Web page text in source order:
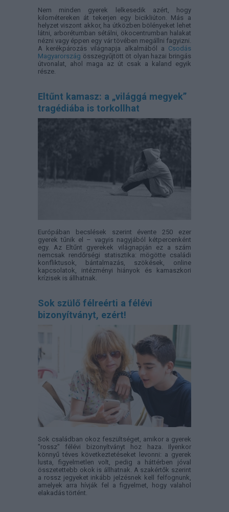
Nem minden gyerek lelkesedik azért, hogy
kilométereken át tekerjen egy bicikliúton. Más a
helyzet viszont akkor, ha útközben bölényeket lehet
látni, arborétumban sétálni, ökocentrumban halakat
nézni vagy éppen egy vár tövében megállni fagyizni.
A kerékpározás világnapja alkalmából a Csodás
Magyarország összegyűjtött öt olyan hazai bringás
útvonalat, ahol maga az út csak a kaland egyik
része.
Eltűnt kamasz: a „világgá megyek”
tragédiába is torkollhat
Európában becslések szerint évente 250 ezer
gyerek tűnik el – vagyis nagyjából kétpercenként
egy. Az Eltűnt gyerekek világnapján ez a szám
nemcsak rendőrségi statisztika: mögötte családi
konfliktusok, bántalmazás, szökések, online
kapcsolatok, intézményi hiányok és kamaszkori
krízisek is állhatnak.
Sok szülő félreérti a félévi
bizonyítványt, ezért!
Sok családban okoz feszültséget, amikor a gyerek
"rossz" félévi bizonyítványt hoz haza. Ilyenkor
könnyű téves következtetéseket levonni: a gyerek
lusta, figyelmetlen volt, pedig a háttérben jóval
összetettebb okok is állhatnak. A szakértők szerint
a rossz jegyeket inkább jelzésnek kell felfognunk,
amelyek arra hívják fel a figyelmet, hogy valahol
elakadás történt.